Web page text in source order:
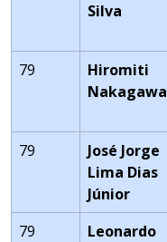
Silva
79
Hiromiti
Nakagawa
79
José Jorge
Lima Dias
Júnior
79
Leonardo